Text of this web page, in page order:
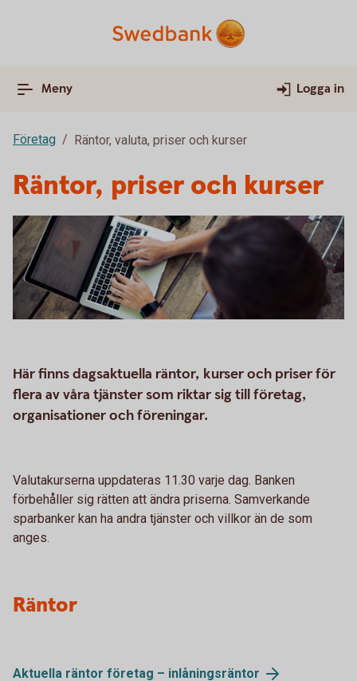
Meny Logga in
Företag Räntor, valuta, priser och kurser
Räntor, priser och kurser
Här finns dagsaktuella räntor, kurser och priser för
flera av våra tjänster som riktar sig till företag,
organisationer och föreningar.
Valutakurserna uppdateras 11.30 varje dag. Banken
förbehåller sig rätten att ändra priserna. Samverkande
sparbanker kan ha andra tjänster och villkor än de som
anges.
Räntor
Aktuella räntor företag – inlåningsräntor